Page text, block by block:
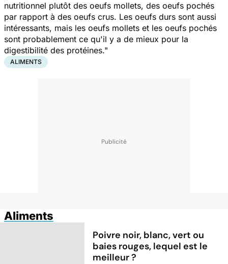
nutritionnel plutôt des oeufs mollets, des oeufs pochés
par rapport à des oeufs crus. Les oeufs durs sont aussi
intéressants, mais les oeufs mollets et les oeufs pochés
sont probablement ce qu'il y a de mieux pour la
digestibilité des protéines."
ALIMENTS
Aliments
Poivre noir, blanc, vert ou
baies rouges, lequel est le
meilleur ?